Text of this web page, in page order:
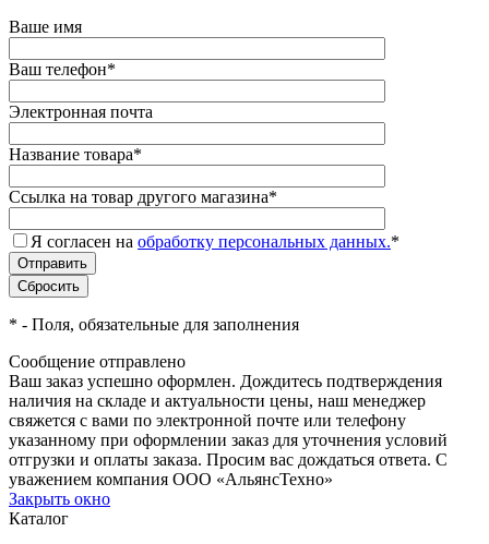
Ваше имя
Ваш телефон*
Электронная почта
Название товара*
Ссылка на товар другого магазина*
Я согласен на обработку персональных данных.*
* - Поля, обязательные для заполнения
Сообщение отправлено
Ваш заказ успешно оформлен. Дождитесь подтверждения
наличия на складе и актуальности цены, наш менеджер
свяжется с вами по электронной почте или телефону
указанному при оформлении заказ для уточнения условий
отгрузки и оплаты заказа. Просим вас дождаться ответа. С
уважением компания ООО «АльянсТехно»
Закрыть окно
Каталог